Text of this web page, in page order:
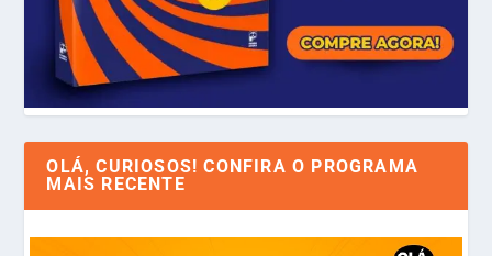
OLÁ, CURIOSOS! CONFIRA O PROGRAMA
MAIS RECENTE